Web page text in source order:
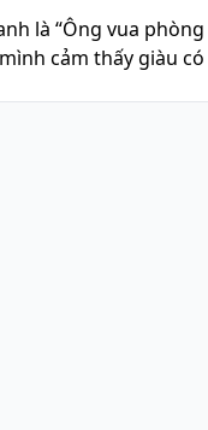
là “Ông vua
cảm thấy giàu